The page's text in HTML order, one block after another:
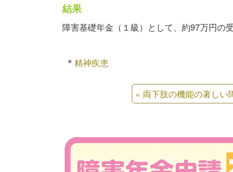
結果
障害基礎年金（１級）として、約97万円の
精神疾患
« 両下肢の機能の著しい障